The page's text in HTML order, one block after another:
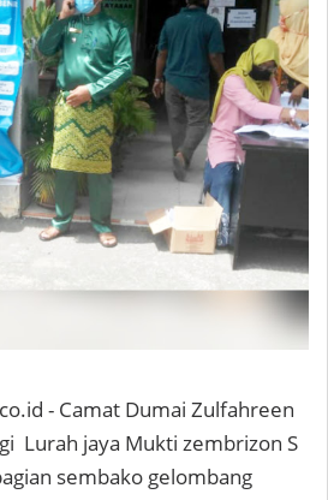
- Camat Dumai Zulfahreen
Lurah jaya Mukti zembrizon S
sembako gelombang